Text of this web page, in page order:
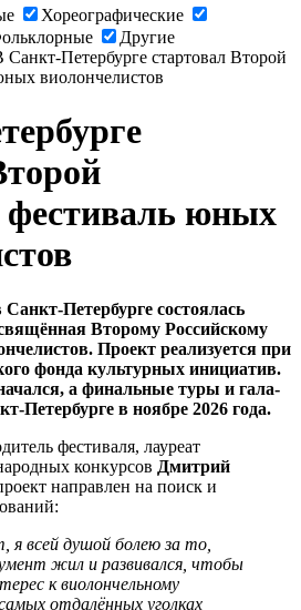
Хореографические
Другие
Петербурге стартовал Второй
виолончелистов
фестиваль юных
Петербурге состоялась
Второму Российскому
Проект реализуется при
фонда культурных инициатив.
а финальные туры и гала-
Петербурге в ноябре 2026 года.
фестиваля, лауреат
конкурсов Дмитрий
направлен на поиск и
я всей душой болею за то,
жил и развивался, чтобы
к виолончельному
отдалённых уголках